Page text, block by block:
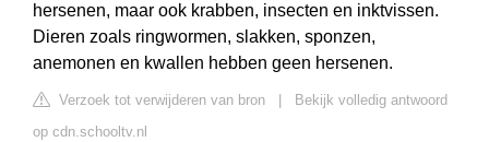
hersenen, maar ook krabben, insecten en inktvissen.
Dieren zoals ringwormen, slakken, sponzen,
anemonen en kwallen hebben geen hersenen.
Verzoek tot verwijderen van bron
Bekijk volledig antwoord
op cdn.schooltv.nl